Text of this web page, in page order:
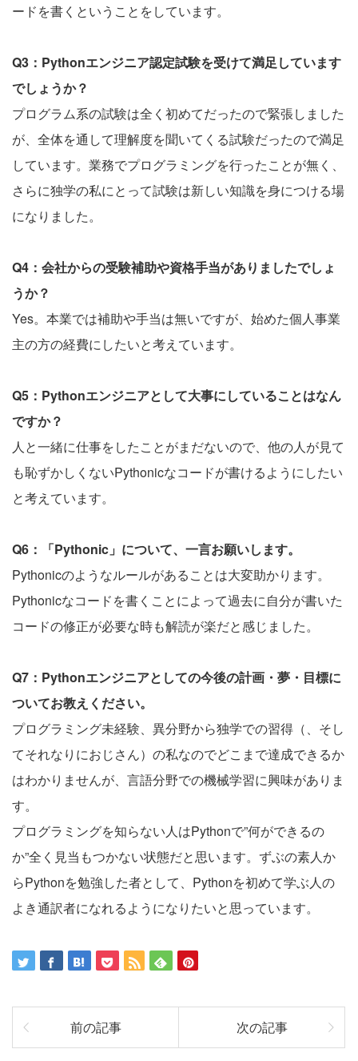
ードを書くということをしています。
Q3：Pythonエンジニア認定試験を受けて満足しています
でしょうか？
プログラム系の試験は全く初めてだったので緊張しました
が、全体を通して理解度を聞いてくる試験だったので満足
しています。業務でプログラミングを行ったことが無く、
さらに独学の私にとって試験は新しい知識を身につける場
になりました。
Q4：会社からの受験補助や資格手当がありましたでしょ
うか？
Yes。本業では補助や手当は無いですが、始めた個人事業
主の方の経費にしたいと考えています。
Q5：Pythonエンジニアとして大事にしていることはなん
ですか？
人と一緒に仕事をしたことがまだないので、他の人が見て
も恥ずかしくないPythonicなコードが書けるようにしたい
と考えています。
Q6：「Pythonic」について、一言お願いします。
Pythonicのようなルールがあることは大変助かります。
Pythonicなコードを書くことによって過去に自分が書いた
コードの修正が必要な時も解読が楽だと感じました。
Q7：Pythonエンジニアとしての今後の計画・夢・目標に
ついてお教えください。
プログラミング未経験、異分野から独学での習得（、そし
てそれなりにおじさん）の私なのでどこまで達成できるか
はわかりませんが、言語分野での機械学習に興味がありま
す。
プログラミングを知らない人はPythonで”何ができるの
か”全く見当もつかない状態だと思います。ずぶの素人か
らPythonを勉強した者として、Pythonを初めて学ぶ人の
よき通訳者になれるようになりたいと思っています。
前の記事 次の記事